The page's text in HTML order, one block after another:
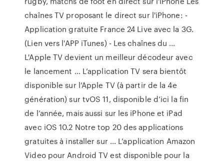
chaînes TV proposant le direct sur l'iPhone: -
Application gratuite France 24 Live avec la 3G.
(Lien vers l'APP iTunes) - Les chaînes du …
L'Apple TV devient un meilleur décodeur avec
le lancement ... L’application TV sera bientôt
disponible sur l’Apple TV (à partir de la 4e
génération) sur tvOS 11, disponible d’ici la fin
de l’année, mais aussi sur les iPhone et iPad
avec iOS 10.2 Notre top 20 des applications
gratuites à installer sur ... L’application Amazon
Video pour Android TV est disponible pour la